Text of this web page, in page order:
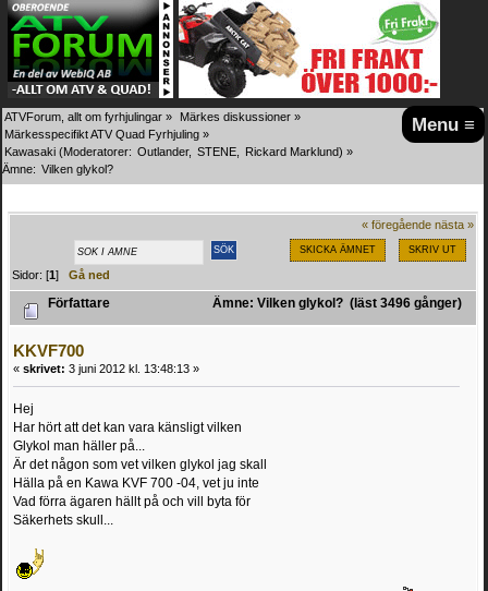
Menu ≡
ATVForum, allt om fyrhjulingar » Märkes diskussioner »
Märkesspecifikt ATV Quad Fyrhjuling »
Kawasaki (Moderatorer: Outlander, STENE Rickard Marklund) »
Ämne: Vilken glykol?
« föregående nästa »
SKICKA ÄMNET SKRIV UT
Sidor: [1]Gå ned
Författare Ämne: Vilken glykol? (läst 3496 gånger)
KKVF700
« skrivet: 3 juni 2012 kl. 13:48:13 »
Hej
Har hört att det kan vara känsligt vilken
Glykol man häller på...
Är det någon som vet vilken glykol jag skall
Hälla på en Kawa KVF 700 -04, vet ju inte
Vad förra ägaren hällt på och vill byta för
Säkerhets skull...